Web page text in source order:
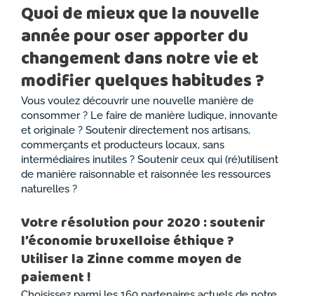
Quoi de mieux que la nouvelle
année pour oser apporter du
changement dans notre vie et
modifier quelques habitudes ?
Vous voulez découvrir une nouvelle manière de
consommer ? Le faire de manière ludique, innovante
et originale ? Soutenir directement nos artisans,
commerçants et producteurs locaux, sans
intermédiaires inutiles ? Soutenir ceux qui (ré)utilisent
de manière raisonnable et raisonnée les ressources
naturelles ?
Votre résolution pour 2020 : soutenir
l’économie bruxelloise éthique ?
Utiliser la Zinne comme moyen de
paiement !